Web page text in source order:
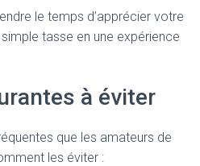
le temps d’apprécier votre
tasse en une expérience
à éviter
que les amateurs de
les éviter :